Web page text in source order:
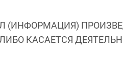
(ИНФОРМАЦИЯ)
КАСАЕТСЯ